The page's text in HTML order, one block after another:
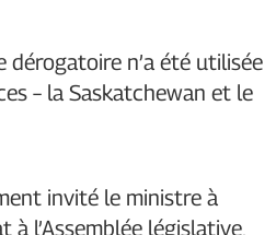
dérogatoire n’a été utilisée
– la Saskatchewan et le
invité le ministre à
l’Assemblée législative,